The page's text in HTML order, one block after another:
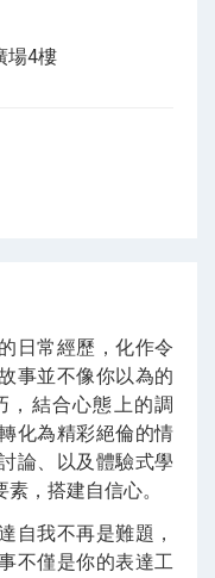
場4樓
日常經歷，化作令
事並不像你以為的
，結合心態上的調
化為精彩絕倫的情
論、以及體驗式學
，搭建自信心。
自我不再是難題，
不僅是你的表達工